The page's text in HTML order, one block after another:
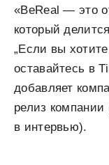
«BeReal — это
который
„Если вы
оставайтесь в
добавляет
релиз компании
в интервью).